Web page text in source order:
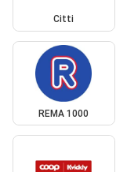
Citti
REMA 1000